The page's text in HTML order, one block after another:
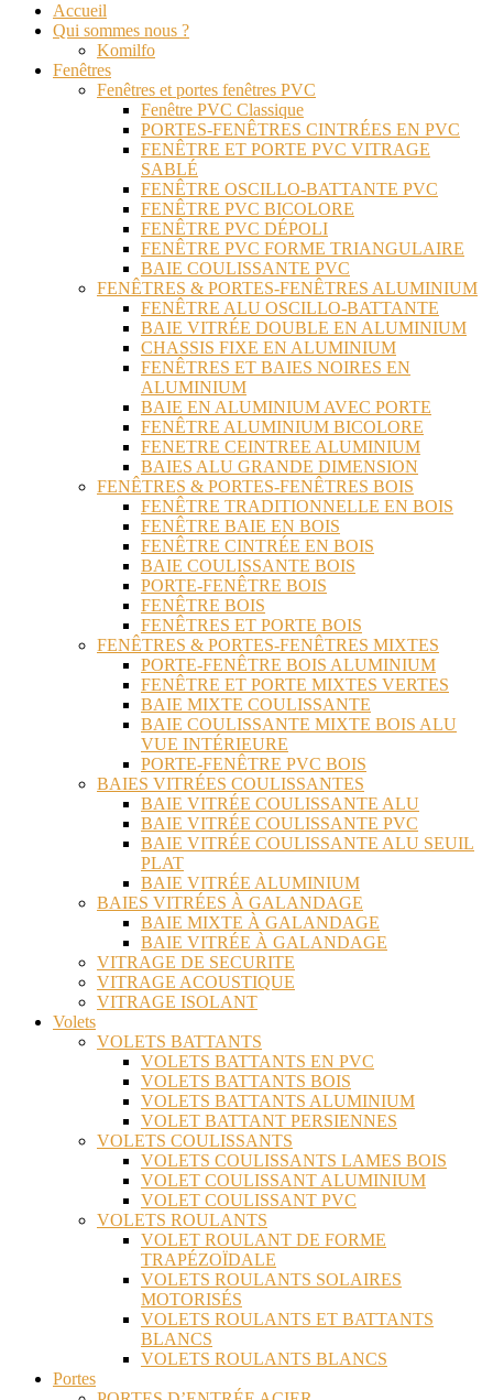
Accueil
Qui sommes nous ?
Komilfo
Fenêtres
Fenêtres et portes fenêtres PVC
Fenêtre PVC Classique
PORTES-FENÊTRES CINTRÉES EN PVC
FENÊTRE ET PORTE PVC VITRAGE
SABLÉ
FENÊTRE OSCILLO-BATTANTE PVC
FENÊTRE PVC BICOLORE
FENÊTRE PVC DÉPOLI
FENÊTRE PVC FORME TRIANGULAIRE
BAIE COULISSANTE PVC
FENÊTRES & PORTES-FENÊTRES ALUMINIUM
FENÊTRE ALU OSCILLO-BATTANTE
BAIE VITRÉE DOUBLE EN ALUMINIUM
CHASSIS FIXE EN ALUMINIUM
FENÊTRES ET BAIES NOIRES EN
ALUMINIUM
BAIE EN ALUMINIUM AVEC PORTE
FENÊTRE ALUMINIUM BICOLORE
FENETRE CEINTREE ALUMINIUM
BAIES ALU GRANDE DIMENSION
FENÊTRES & PORTES-FENÊTRES BOIS
FENÊTRE TRADITIONNELLE EN BOIS
FENÊTRE BAIE EN BOIS
FENÊTRE CINTRÉE EN BOIS
BAIE COULISSANTE BOIS
PORTE-FENÊTRE BOIS
FENÊTRE BOIS
FENÊTRES ET PORTE BOIS
FENÊTRES & PORTES-FENÊTRES MIXTES
PORTE-FENÊTRE BOIS ALUMINIUM
FENÊTRE ET PORTE MIXTES VERTES
BAIE MIXTE COULISSANTE
BAIE COULISSANTE MIXTE BOIS ALU
VUE INTÉRIEURE
PORTE-FENÊTRE PVC BOIS
BAIES VITRÉES COULISSANTES
BAIE VITRÉE COULISSANTE ALU
BAIE VITRÉE COULISSANTE PVC
BAIE VITRÉE COULISSANTE ALU SEUIL
PLAT
BAIE VITRÉE ALUMINIUM
BAIES VITRÉES À GALANDAGE
BAIE MIXTE À GALANDAGE
BAIE VITRÉE À GALANDAGE
VITRAGE DE SECURITE
VITRAGE ACOUSTIQUE
VITRAGE ISOLANT
Volets
VOLETS BATTANTS
VOLETS BATTANTS EN PVC
VOLETS BATTANTS BOIS
VOLETS BATTANTS ALUMINIUM
VOLET BATTANT PERSIENNES
VOLETS COULISSANTS
VOLETS COULISSANTS LAMES BOIS
VOLET COULISSANT ALUMINIUM
VOLET COULISSANT PVC
VOLETS ROULANTS
VOLET ROULANT DE FORME
TRAPÉZOÏDALE
VOLETS ROULANTS SOLAIRES
MOTORISÉS
VOLETS ROULANTS ET BATTANTS
BLANCS
VOLETS ROULANTS BLANCS
Portes